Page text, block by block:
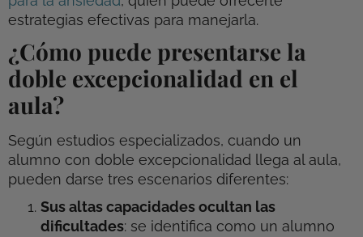
estrategias efectivas para manejarla.
¿Cómo puede presentarse la
doble excepcionalidad en el
aula?
Según estudios especializados, cuando un
alumno con doble excepcionalidad llega al aula,
pueden darse tres escenarios diferentes:
Sus altas capacidades ocultan las
dificultades: se identifica como un alumno